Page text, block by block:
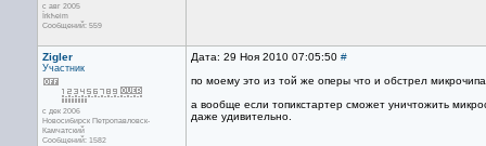
с авг 2005
Їrkћeim
Сообщений: 559
Zigler
Участник
с дек 2006
Новосибирск Петропавловск-
Камчатский
Сообщений: 1582
Дата: 29 Ноя 2010 07:05:50 #
по моему это из той же оперы что и обстрел
а вообще если топикстартер сможет уничтожить
даже удивительно.